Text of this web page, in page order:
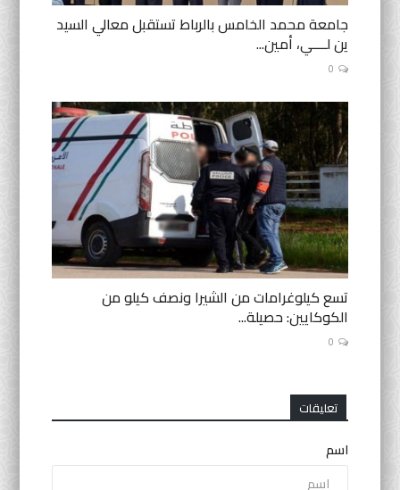
جامعة محمد الخامس بالرباط تستقبل معالي السيد
ين لــــي، أمين...
0
تسع كيلوغرامات من الشيرا ونصف كيلو من
الكوكايين: حصيلة...
0
تعليقات
اسم